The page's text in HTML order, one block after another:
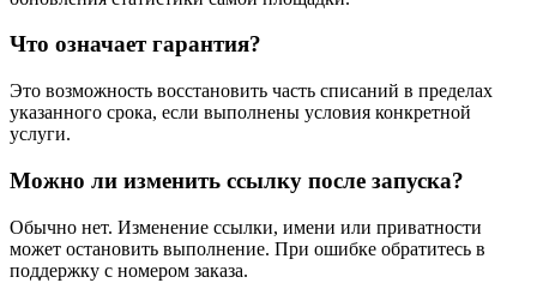
Что означает гарантия?
Это возможность восстановить часть списаний в пределах
указанного срока, если выполнены условия конкретной
услуги.
Можно ли изменить ссылку после запуска?
Обычно нет. Изменение ссылки, имени или приватности
может остановить выполнение. При ошибке обратитесь в
поддержку с номером заказа.